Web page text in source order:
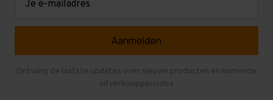
Gebruikte entresolvloeren
Ontvang de laatste updates over nieuwe producten en komende
uitverkoopperiodes